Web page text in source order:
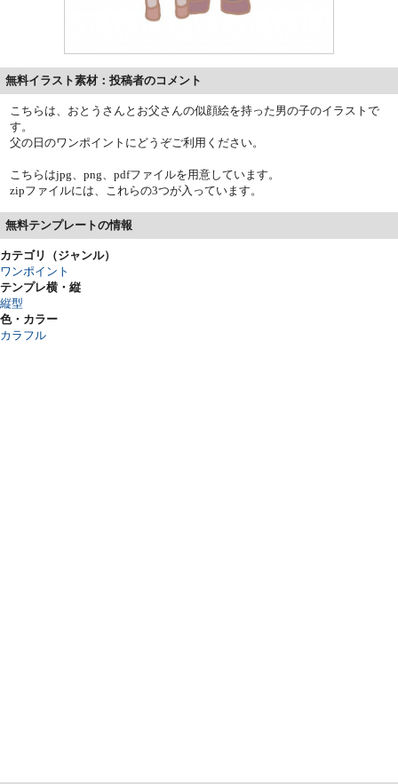
無料イラスト素材：投稿者のコメント
こちらは、おとうさんとお父さんの似顔絵を持った男の子のイラストで
す。
父の日のワンポイントにどうぞご利用ください。
こちらはjpg、png、pdfファイルを用意しています。
zipファイルには、これらの3つが入っています。
無料テンプレートの情報
カテゴリ（ジャンル）
ワンポイント
テンプレ横・縦
縦型
色・カラー
カラフル